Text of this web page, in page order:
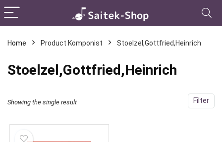
Home Product Komponist Stoelzel,Gottfried,Heinrich
Stoelzel,Gottfried,Heinrich
Filter
Showing the single result